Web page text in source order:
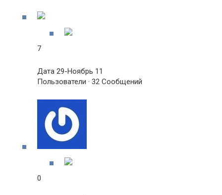
7
Дата 29-Ноябрь 11
Пользователи · 32 Сообщений
0